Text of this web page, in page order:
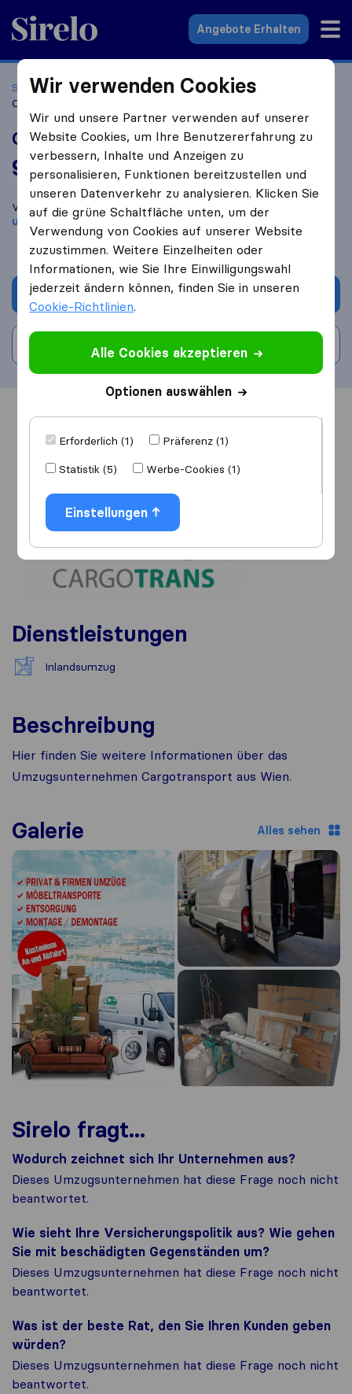
Sirelo.at
Angebote Erhalten
Startseite Umzugsfirmen
Umzugsfirmen Wien
Cargotransport
Cargotransport
9,8 basierend auf156
Sirelo und Google Bewertungen
i
Vergleichen Sie Cargotransport mit anderenUmzugs​
unternehmenaus Wien
Angebot anfordern
Bewertung schreiben
Übersicht Bewertungen Quellen
Dienstleistungen
Inlandsumzug
Beschreibung
Hier finden Sie weitere Informationen über das
Umzugsunternehmen Cargotransport aus Wien.
Galerie Alles sehen
Sirelo fragt...
Wodurch zeichnet sich Ihr Unternehmen aus?
Dieses Umzugsunternehmen hat diese Frage noch nicht
beantwortet.
Wie sieht Ihre Versicherungspolitik aus? Wie gehen
Sie mit beschädigten Gegenständen um?
Dieses Umzugsunternehmen hat diese Frage noch nicht
beantwortet.
Was ist der beste Rat, den Sie Ihren Kunden geben
würden?
Dieses Umzugsunternehmen hat diese Frage noch nicht
beantwortet.
Wir verwenden Cookies
Wir und unsere Partner verwenden auf unserer
Website Cookies, um Ihre Benutzererfahrung zu
verbessern, Inhalte und Anzeigen zu
personalisieren, Funktionen bereitzustellen und
unseren Datenverkehr zu analysieren. Klicken Sie
auf die grüne Schaltfläche unten, um der
Verwendung von Cookies auf unserer Website
zuzustimmen. Weitere Einzelheiten oder
Informationen, wie Sie Ihre Einwilligungswahl
jederzeit ändern können, finden Sie in unseren
Cookie-Richtlinien.
Alle Cookies akzeptieren
Optionen auswählen
Erforderlich (1)
Präferenz (1)
Statistik (5)
Werbe-Cookies (1)
Einstellungen